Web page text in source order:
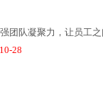
团队凝聚力，让员工
28